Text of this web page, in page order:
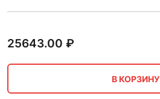
25643.00 ₽
В КОРЗИНУ